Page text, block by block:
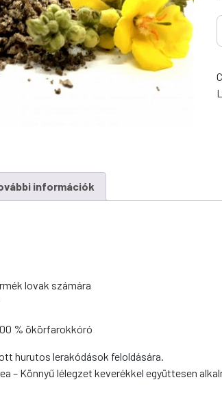
információk
lovak számára
% ökörfarokkóró
hurutos lerakódások feloldására.
– Könnyű lélegzet keverékkel együttesen